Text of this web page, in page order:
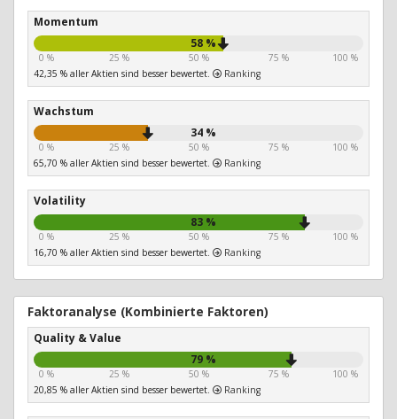
Momentum
58 %
0 % 25 % 50 % 75 %
100 %
42,35 % aller Aktien sind besser bewertet.
Ranking
Wachstum
34 %
0 % 25 % 50 % 75 %
100 %
65,70 % aller Aktien sind besser bewertet.
Ranking
Volatility
83 %
0 % 25 % 50 % 75 %
100 %
16,70 % aller Aktien sind besser bewertet.
Ranking
Faktoranalyse (Kombinierte Faktoren)
Quality & Value
79 %
0 % 25 % 50 % 75 %
100 %
20,85 % aller Aktien sind besser bewertet.
Ranking